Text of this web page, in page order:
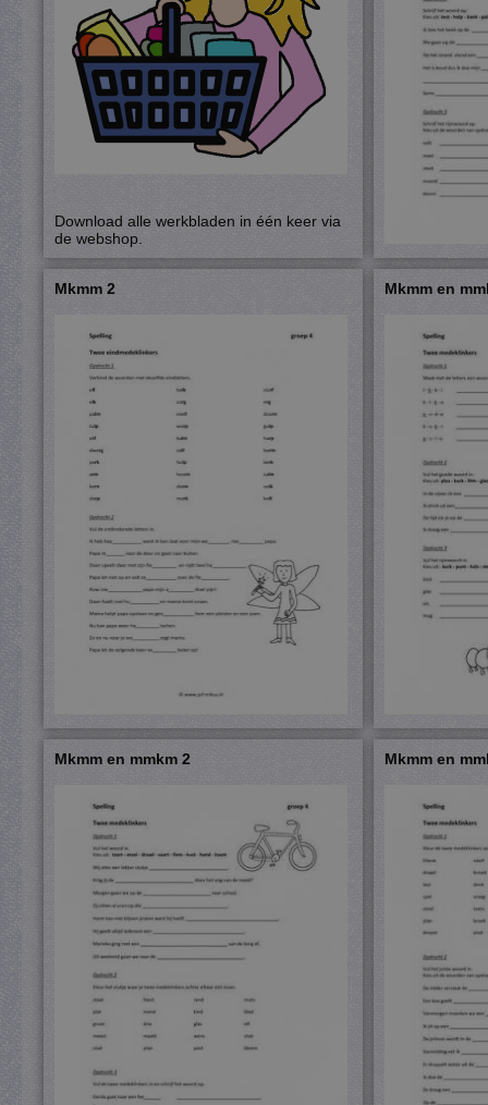
Download alle werkbladen in één keer via
de webshop.
Mkmm 2 Mkmm en
Mkmm en mmkm 2 Mkmm en